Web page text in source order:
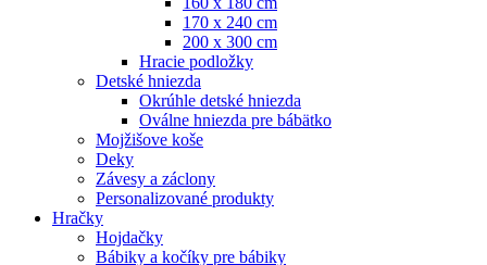
170 x 240 cm
200 x 300 cm
Hracie podložky
Detské hniezda
Okrúhle detské hniezda
Oválne hniezda pre bábätko
Mojžišove koše
Deky
Závesy a záclony
Personalizované produkty
Hračky
Hojdačky
Bábiky a kočíky pre bábiky